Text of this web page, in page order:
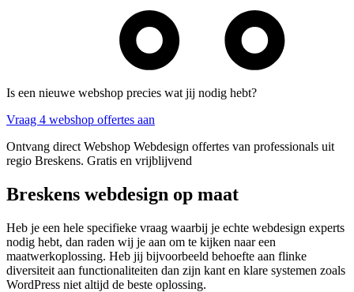
Is een nieuwe webshop precies wat jij nodig hebt?
Vraag 4 webshop offertes aan
Ontvang direct Webshop Webdesign offertes van professionals uit
regio Breskens. Gratis en vrijblijvend
Breskens webdesign op maat
Heb je een hele specifieke vraag waarbij je echte webdesign experts
nodig hebt, dan raden wij je aan om te kijken naar een
maatwerkoplossing. Heb jij bijvoorbeeld behoefte aan flinke
diversiteit aan functionaliteiten dan zijn kant en klare systemen zoals
WordPress niet altijd de beste oplossing.